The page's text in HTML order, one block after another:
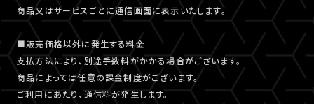
商品又はサービスごとに通信画面に表示いたします。
■販売価格以外に発生する料金
支払方法により、別途手数料がかかる場合がございます。
商品によっては任意の課金制度がございます。
ご利用にあたり、通信料が発生します。